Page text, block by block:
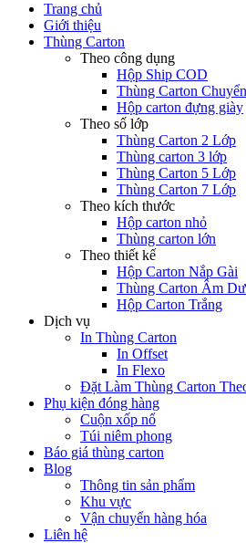
Trang chủ
Giới thiệu
Thùng Carton
Theo công dụng
Hộp Ship COD
Thùng Carton
Hộp carton đựng giày
Theo số lớp
Thùng Carton 2 Lớp
Thùng carton 3 lớp
Thùng Carton 5 Lớp
Thùng Carton 7 Lớp
Theo kích thước
Hộp carton nhỏ
Thùng carton lớn
Theo thiết kế
Hộp Carton Nắp Gài
Thùng Carton Âm
Hộp Carton Trắng
Dịch vụ
In Thùng Carton
In Offset
In Flexo
Đặt Làm Thùng Carton
Phụ kiện đóng hàng
Cuộn xốp nổ
Túi niêm phong
Báo giá thùng carton
Blog
Thông tin sản phẩm
Khu vực
Vận chuyển hàng hóa
Liên hệ